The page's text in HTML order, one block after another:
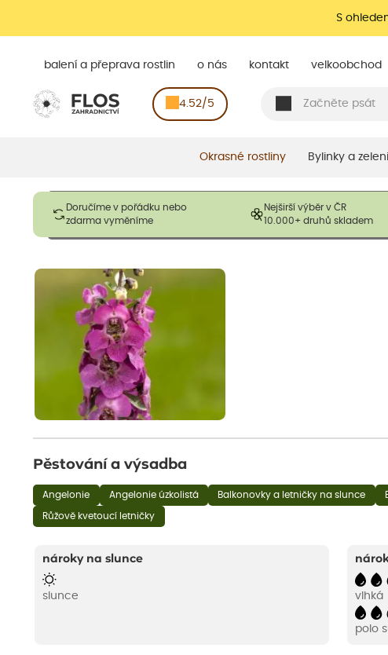
S
balení a přeprava rostlin o nás kontakt velkoobchod
4.52/5
Okrasné rostliny Bylinky a
Doručíme v pořádku nebo
zdarma vyměníme
Nejširší výběr v ČR
10.000+ druhů skladem
Obrázky slouží pouze pro ilustrační účely a mají reprezentovat
opadavé rostliny dodávány v dormantním stavu a bez listů. Rostliny
Pěstování a výsadba
Angelonie Angelonie úzkolistá Balkonovky a letničky na slunce
Růžově kvetoucí letničky
nároky na slunce
slunce vlhká
polo